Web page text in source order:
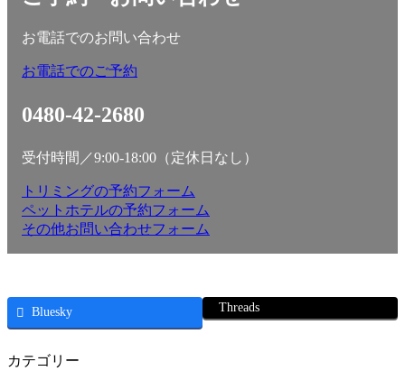
お電話でのお問い合わせ
お電話でのご予約
0480-42-2680
受付時間／9:00-18:00（定休日なし）
トリミングの予約フォーム
ペットホテルの予約フォーム
その他お問い合わせフォーム
Bluesky Threads
カテゴリー